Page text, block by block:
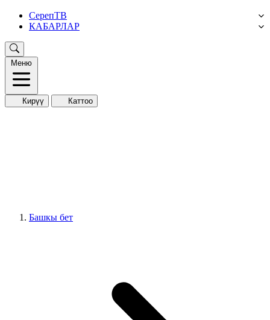
СерепТВ
КАБАРЛАР
Меню
Кирүү Каттоо
Башкы бет